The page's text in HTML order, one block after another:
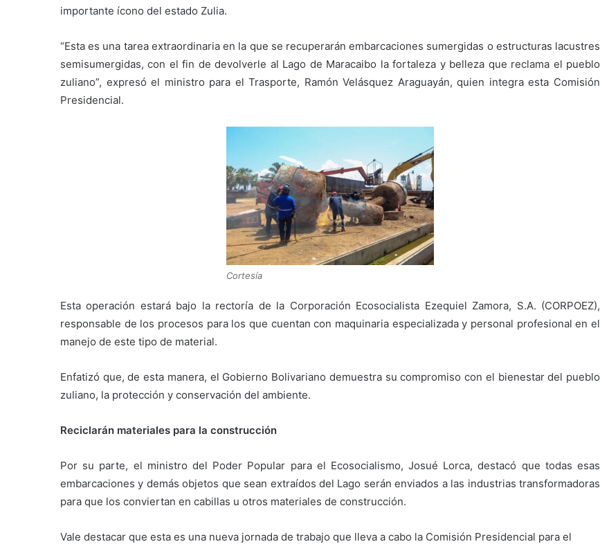
importante ícono del estado Zulia.
“Esta es una tarea extraordinaria en la que se recuperarán embarcaciones sumergidas o estructuras lacustres
semisumergidas, con el fin de devolverle al Lago de Maracaibo la fortaleza y belleza que reclama el pueblo
zuliano”, expresó el ministro para el Trasporte, Ramón Velásquez Araguayán, quien integra esta Comisión
Presidencial.
Cortesía
Esta operación estará bajo la rectoría de la Corporación Ecosocialista Ezequiel Zamora, S.A. (CORPOEZ),
responsable de los procesos para los que cuentan con maquinaria especializada y personal profesional en el
manejo de este tipo de material.
Enfatizó que, de esta manera, el Gobierno Bolivariano demuestra su compromiso con el bienestar del pueblo
zuliano, la protección y conservación del ambiente.
Reciclarán materiales para la construcción
Por su parte, el ministro del Poder Popular para el Ecosocialismo, Josué Lorca, destacó que todas esas
embarcaciones y demás objetos que sean extraídos del Lago serán enviados a las industrias transformadoras
para que los conviertan en cabillas u otros materiales de construcción.
Vale destacar que esta es una nueva jornada de trabajo que lleva a cabo la Comisión Presidencial para el